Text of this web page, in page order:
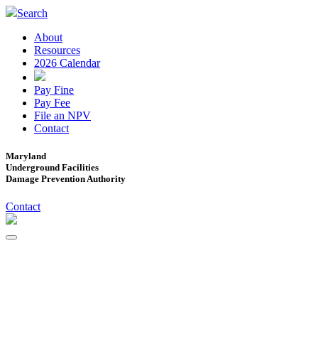
Search
About
Resources
2026 Calendar
Pay Fine
Pay Fee
File an NPV
Contact
Maryland
Underground Facilities
Damage Prevention Authority
Contact